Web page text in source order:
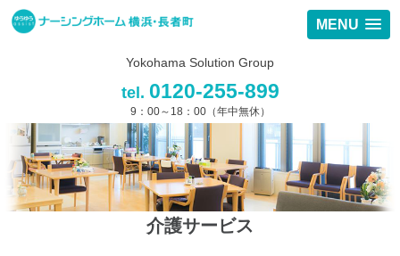
MENU
Yokohama Solution Group
tel. 0120-255-899
9：00～18：00（年中無休）
介護サービス